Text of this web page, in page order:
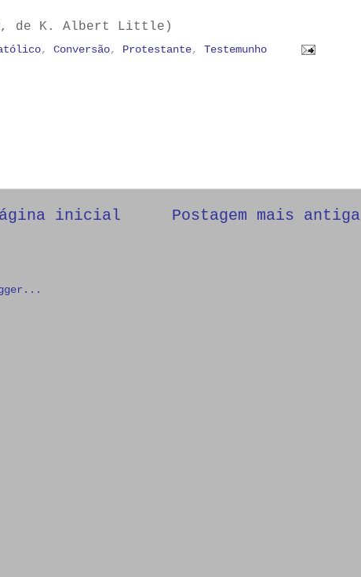
, de K. Albert Little)
,Conversão, Protestante,Testemunho
Postagem mais antiga
inicial